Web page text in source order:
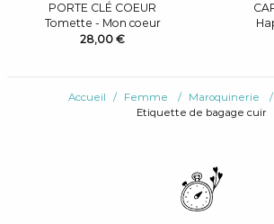
PORTE CLÉ COEUR
Tomette - Mon coeur
28,00 €
Accueil Femme Maroquinerie
Etiquette de bagage cuir